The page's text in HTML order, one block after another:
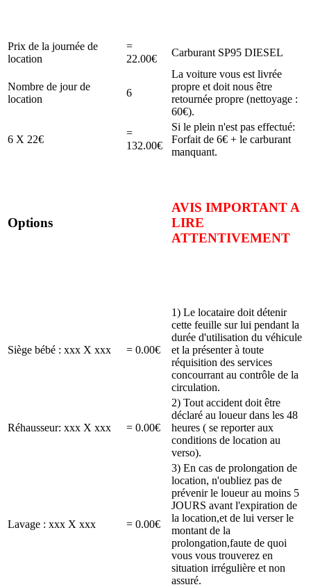
Prix de la journée de
location
=
22.00€
Carburant SP95 DIESEL
Nombre de jour de
location
6
La voiture vous est livrée
propre et doit nous être
retournée propre (nettoyage :
60€).
6 X 22€
=
132.00€
Si le plein n'est pas effectué:
Forfait de 6€ + le carburant
manquant.
Options
AVIS IMPORTANT A
LIRE
ATTENTIVEMENT
Siège bébé : xxx X xxx = 0.00€
1) Le locataire doit détenir
cette feuille sur lui pendant la
durée d'utilisation du véhicule
et la présenter à toute
réquisition des services
concourrant au contrôle de la
circulation.
Réhausseur: xxx X xxx = 0.00€
2) Tout accident doit être
déclaré au loueur dans les 48
heures ( se reporter aux
conditions de location au
verso).
Lavage : xxx X xxx = 0.00€
3) En cas de prolongation de
location, n'oubliez pas de
prévenir le loueur au moins 5
JOURS avant l'expiration de
la location,et de lui verser le
montant de la
prolongation,faute de quoi
vous vous trouverez en
situation irrégulière et non
assuré.